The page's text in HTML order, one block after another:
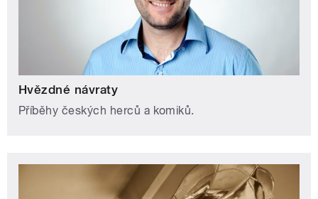
Hvězdné návraty
Příběhy českých herců a komiků.